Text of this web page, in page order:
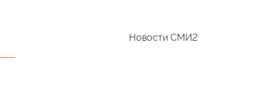
Новости СМИ2